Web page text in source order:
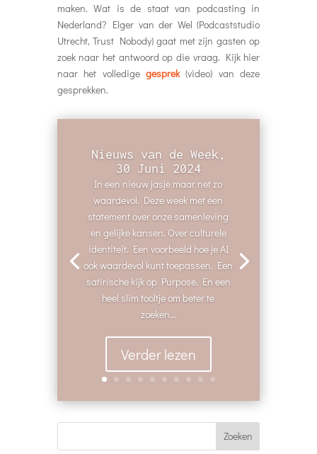
maken. Wat is de staat van podcasting in
Nederland? Elger van der Wel (Podcaststudio
Utrecht, Trust Nobody) gaat met zijn gasten op
zoek naar het antwoord op die vraag. Kijk hier
naar het volledige gesprek(video) van deze
gesprekken.
Nieuws van de Week,
30 Juni 2024
In een nieuw jasje maar net zo
waardevol. Deze week met een
statement over onze samenleving
en gelijke kansen. Over culturele
identiteit. Een voorbeeld hoe je AI
ook waardevol kunt toepassen. Een
satirische kijk op Purpose. En een
heel slim tooltje om beter te
zoeken...
Verder lezen